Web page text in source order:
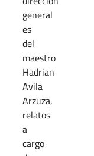
general
es
del
maestro
Hadrian
Avila
Arzuza,
relatos
a
cargo